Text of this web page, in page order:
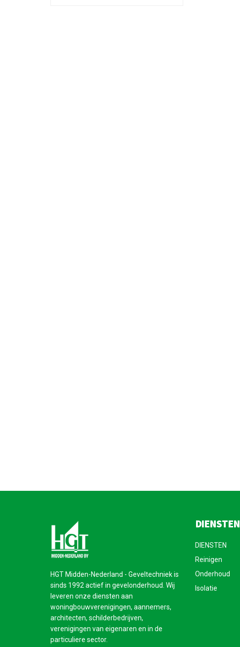
HGT Midden-Nederland - Geveltechniek is
sinds 1992 actief in gevelonderhoud. Wij
leveren onze diensten aan
woningbouwverenigingen, aannemers,
architecten, schilderbedrijven,
verenigingen van eigenaren en in de
particuliere sector.
DIENSTEN
DIENSTEN
Reinigen
Onderhoud
Isolatie